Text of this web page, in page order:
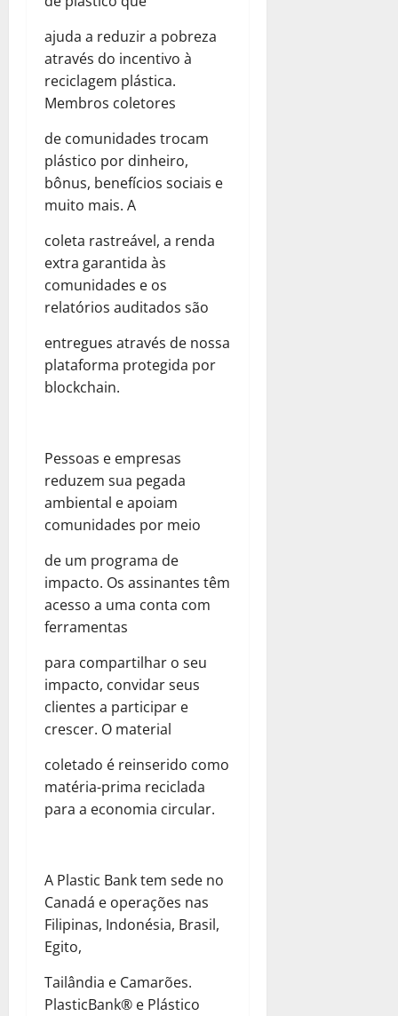
ajuda a reduzir a pobreza
através do incentivo à
reciclagem plástica.
Membros coletores
de comunidades trocam
plástico por dinheiro,
bônus, benefícios sociais e
muito mais. A
coleta rastreável, a renda
extra garantida às
comunidades e os
relatórios auditados são
entregues através de nossa
plataforma protegida por
blockchain.
Pessoas e empresas
reduzem sua pegada
ambiental e apoiam
comunidades por meio
de um programa de
impacto. Os assinantes têm
acesso a uma conta com
ferramentas
para compartilhar o seu
impacto, convidar seus
clientes a participar e
crescer. O material
coletado é reinserido como
matéria-prima reciclada
para a economia circular.
A Plastic Bank tem sede no
Canadá e operações nas
Filipinas, Indonésia, Brasil,
Egito,
Tailândia e Camarões.
PlasticBank® e Plástico